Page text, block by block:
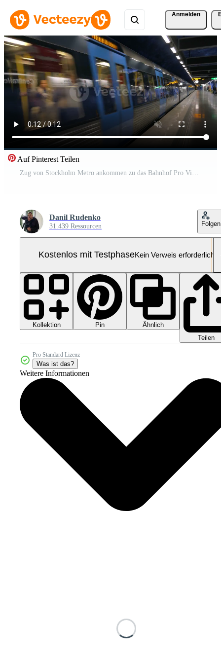
Anmelden
Auf Pinterest Teilen
Danil Rudenko
31.439 Ressourcen Folgen
Kostenlos mit TestphaseKein Verweis erforderlich
Kollektion Pin
Ähnlich
Teilen
Pro Standard Lizenz
Was ist das?
Weitere Informationen